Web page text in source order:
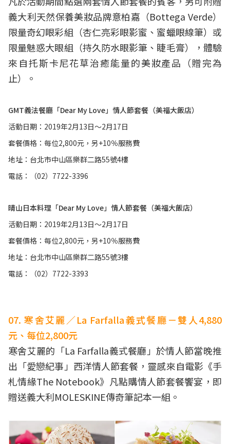
義大利天然保養美妝品牌意柏嘉（Bottega Verde）
限量奇幻眼彩組（杏仁亮彩眼影蜜、蜜蠟眼線筆）或
限量魅惑大眼組（持久防水眼影筆、睫毛膏），體驗
來自托斯卡尼花草治癒能量的美妝產品（贈完為
止）。
GMT義法餐廳「Dear My Love」情人節套餐（美福大飯店）
活動日期：2019年2月13日～2月17日
套餐價格：每位2,800元，另+10％服務費
地址：台北市中山區樂群二路55號4樓
電話：（02）7722-3396
晴山日本料理「Dear My Love」情人節套餐（美福大飯店）
活動日期：2019年2月13日～2月17日
套餐價格：每位2,800元，另+10％服務費
地址：台北市中山區樂群二路55號3樓
電話：（02）7722-3393
07. 寒舍艾麗／La Farfalla義式餐廳－雙人4,880
元、每位2,800元
寒舍艾麗的「La Farfalla義式餐廳」於情人節當晚推
出「愛戀紀事」西洋情人節套餐，靈感來自電影《手
札情緣The Notebook》凡點購情人節套餐饗宴，即
贈送義大利MOLESKINE傳奇筆記本一組。